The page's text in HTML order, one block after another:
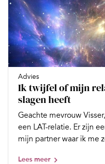
Advies
Ik twijfel of mijn
slagen heeft
Geachte mevrouw
een LAT-relatie. Er zijn
mijn partner waar ik me
Lees meer